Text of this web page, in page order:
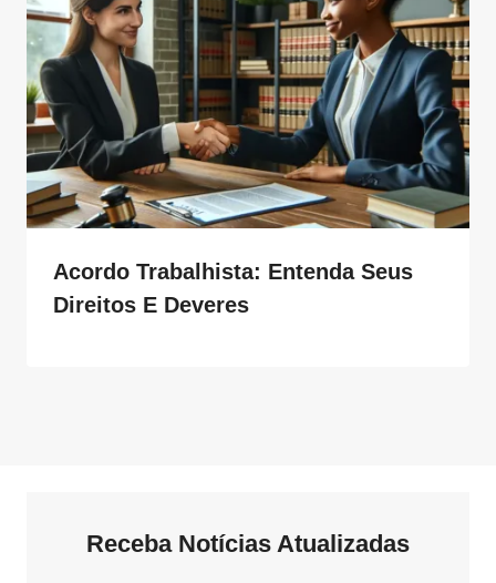
Acordo Trabalhista: Entenda Seus
Direitos E Deveres
Receba Notícias Atualizadas